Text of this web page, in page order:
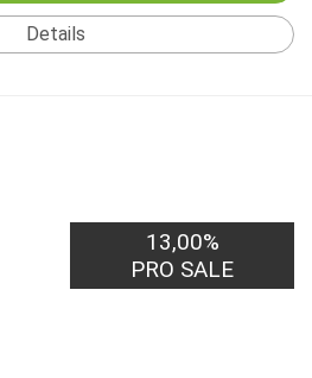
Details
13,00%
PRO SALE